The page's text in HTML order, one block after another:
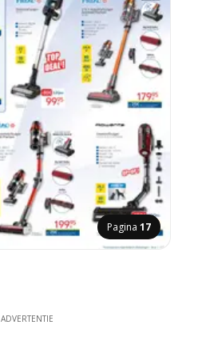
Pagina 17
ADVERTENTIE